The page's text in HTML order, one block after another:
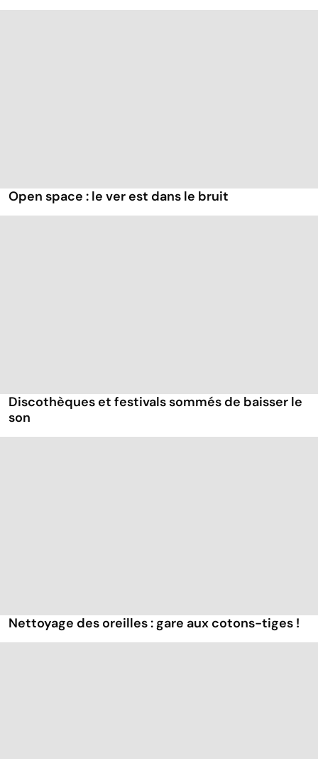
Open space : le ver est dans le bruit
Discothèques et festivals sommés de baisser le
son
Nettoyage des oreilles : gare aux cotons-tiges !